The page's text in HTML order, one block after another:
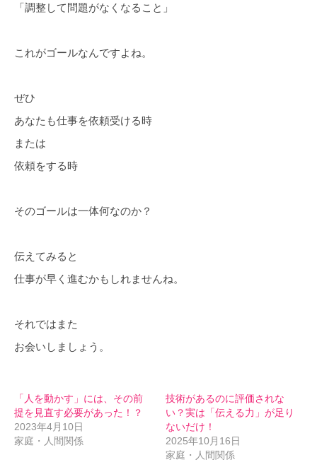
「調整して問題がなくなること」
これがゴールなんですよね。
ぜひ
あなたも仕事を依頼受ける時
または
依頼をする時
そのゴールは一体何なのか？
伝えてみると
仕事が早く進むかもしれませんね。
それではまた
お会いしましょう。
「人を動かす」には、その前
提を見直す必要があった！？
2023年4月10日
家庭・人間関係
技術があるのに評価されな
い？実は「伝える力」が足り
ないだけ！
2025年10月16日
家庭・人間関係